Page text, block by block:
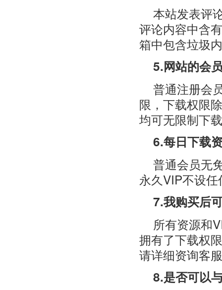
本站发表评
评论内容中含
箱中包含垃圾
5.网站的会
普通注册会
限，下载权限
均可无限制下
6.每日下载
普通会员无
永久VIP不设
7.我购买后
所有资源和
拥有了下载权
请详细资询客
8.是否可以